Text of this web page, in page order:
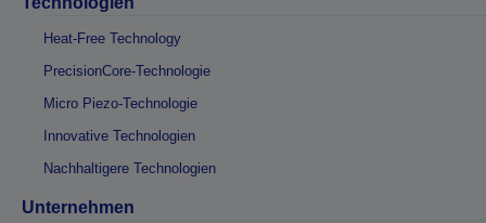
Heat-Free Technology
PrecisionCore-Technologie
Micro Piezo-Technologie
Innovative Technologien
Nachhaltigere Technologien
Unternehmen